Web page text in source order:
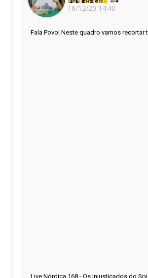
16/12/20 14:40
Fala Povo! Neste quadro vamos
Live Nórdica 168 - Os Injustiçados do